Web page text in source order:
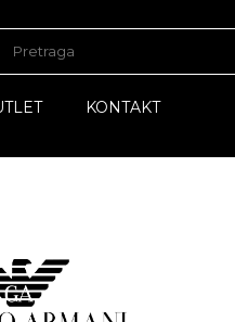
KONTAKT